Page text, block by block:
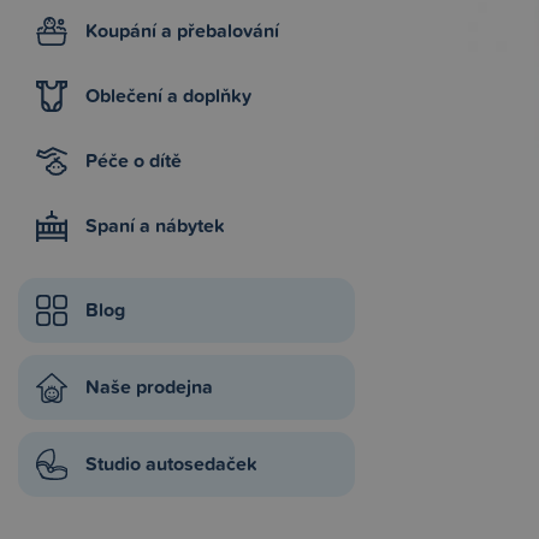
Koupání a přebalování
Oblečení a doplňky
Péče o dítě
Spaní a nábytek
Blog
Naše prodejna
Studio autosedaček